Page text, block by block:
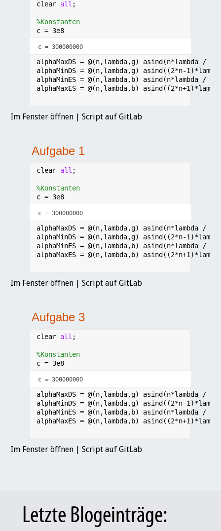
Im Fenster öffnen |Script auf GitLab
Im Fenster öffnen |Script auf GitLab
Im Fenster öffnen |Script auf GitLab
Letzte Blogeinträge: